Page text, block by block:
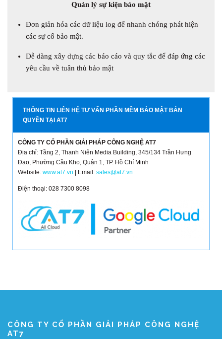
Quản lý sự kiện bảo mật
Đơn giản hóa các dữ liệu log để nhanh chóng phát hiện
các sự cố bảo mật.
Dễ dàng xây dựng các báo cáo và quy tắc để đáp ứng các
yêu cầu về tuân thủ bảo mật
THÔNG TIN LIÊN HỆ TƯ VẤN PHẦN MỀM BẢO MẬT BẢN
QUYỀN TẠI AT7
CÔNG TY CỔ PHẦN GIẢI PHÁP CÔNG NGHỆ AT7
Địa chỉ: Tầng 2, Thanh Niên Media Building, 345/134 Trần Hưng
Đạo, Phường Cầu Kho, Quận 1, TP. Hồ Chí Minh
Website: www.at7.vn | Email: sales@at7.vn
Điện thoại: 028 7300 8098
CÔNG TY CỔ PHẦN GIẢI PHÁP CÔNG NGHỆ
AT7